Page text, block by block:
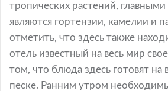
тропических растений,
являются гортензии, камелии и
отметить, что здесь также
отель известный на весь мир
том, что блюда здесь готовят на
песке. Ранним утром